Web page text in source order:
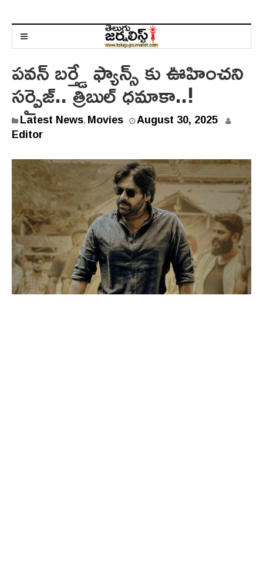
పవన్ బర్త్డే ఫ్యాన్స్ కు ఊహించని
సర్ప్రైజ్.. త్రిబుల్ ధమాకా..!
Latest News, Movies August 30, 2025
Editor